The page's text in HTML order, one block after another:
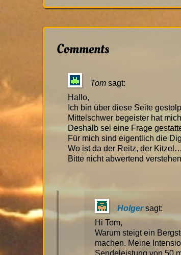
Comments
Tom sagt:
Hallo,
Ich bin über diese Seite
Mittelschwer begeister hat
Deshalb sei eine Frage
Für mich sind eigentlich die
Wo ist da der Reitz, der Kitzel…
Bitte nicht abwertend
Holger sagt:
Hi Tom,
Warum steigt ein
machen. Meine